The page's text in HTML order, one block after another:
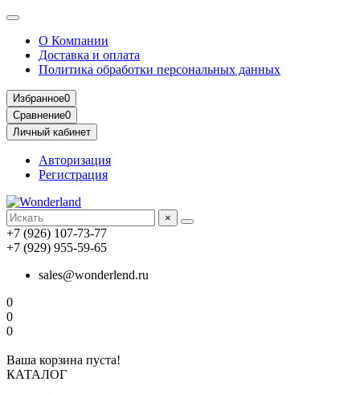
О Компании
Доставка и оплата
Политика обработки персональных данных
Избранное0
Сравнение0
Личный кабинет
Авторизация
Регистрация
×
+7 (926) 107-73-77
+7 (929) 955-59-65
sales@wonderlend.ru
0
0
0
Ваша корзина пуста!
КАТАЛОГ